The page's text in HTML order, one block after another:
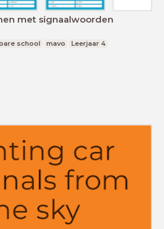
met signaalwoorden
school mavo Leerjaar 4